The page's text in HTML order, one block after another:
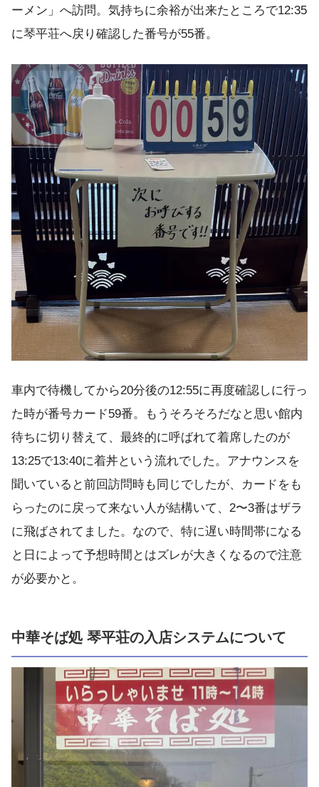
ーメン」へ訪問。気持ちに余裕が出来たところで12:35
に琴平荘へ戻り確認した番号が55番。
車内で待機してから20分後の12:55に再度確認しに行っ
た時が番号カード59番。もうそろそろだなと思い館内
待ちに切り替えて、最終的に呼ばれて着席したのが
13:25で13:40に着丼という流れでした。アナウンスを
聞いていると前回訪問時も同じでしたが、カードをも
らったのに戻って来ない人が結構いて、2〜3番はザラ
に飛ばされてました。なので、特に遅い時間帯になる
と日によって予想時間とはズレが大きくなるので注意
が必要かと。
中華そば処 琴平荘の入店システムについて